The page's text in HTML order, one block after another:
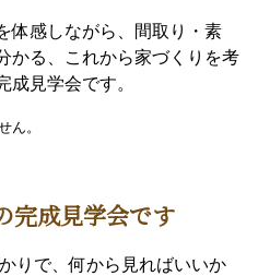
体感しながら、間取り・素
かる、これから家づくりを考
成見学会です。
ん。
完成見学会です
りで、何から見ればいいか